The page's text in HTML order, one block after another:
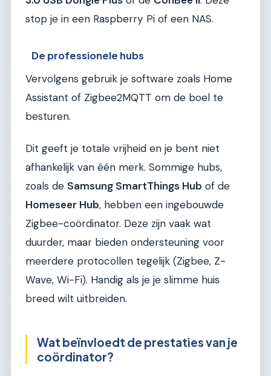
stop je in een Raspberry Pi of een NAS.
De professionele hubs
Vervolgens gebruik je software zoals Home
Assistant of Zigbee2MQTT om de boel te
besturen.
Dit geeft je totale vrijheid en je bent niet
afhankelijk van één merk. Sommige hubs,
zoals de Samsung SmartThings Hub of de
Homeseer Hub, hebben een ingebouwde
Zigbee-coördinator. Deze zijn vaak wat
duurder, maar bieden ondersteuning voor
meerdere protocollen tegelijk (Zigbee, Z-
Wave, Wi-Fi). Handig als je je slimme huis
breed wilt uitbreiden.
Wat beïnvloedt de prestaties van je
coördinator?